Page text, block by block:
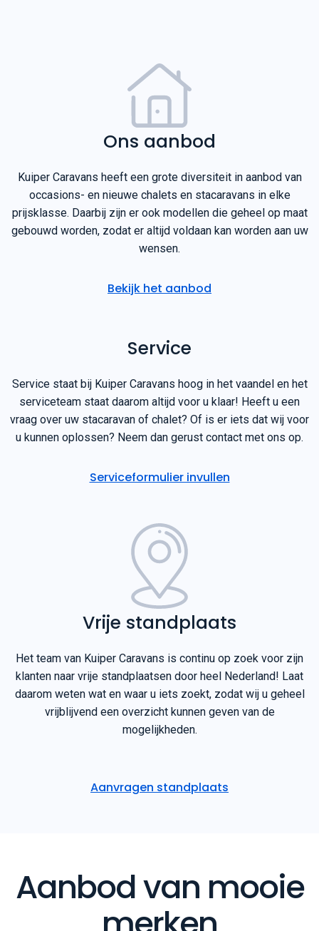
Ons aanbod
Kuiper Caravans heeft een grote diversiteit in aanbod van
occasions- en nieuwe chalets en stacaravans in elke
prijsklasse. Daarbij zijn er ook modellen die geheel op maat
gebouwd worden, zodat er altijd voldaan kan worden aan uw
wensen.
Bekijk het aanbod
Service
Service staat bij Kuiper Caravans hoog in het vaandel en het
serviceteam staat daarom altijd voor u klaar! Heeft u een
vraag over uw stacaravan of chalet? Of is er iets dat wij voor
u kunnen oplossen? Neem dan gerust contact met ons op.
Serviceformulier invullen
Vrije standplaats
Het team van Kuiper Caravans is continu op zoek voor zijn
klanten naar vrije standplaatsen door heel Nederland! Laat
daarom weten wat en waar u iets zoekt, zodat wij u geheel
vrijblijvend een overzicht kunnen geven van de
mogelijkheden.
Aanvragen standplaats
Aanbod van mooie